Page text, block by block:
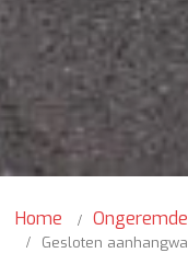
Home
Gesloten